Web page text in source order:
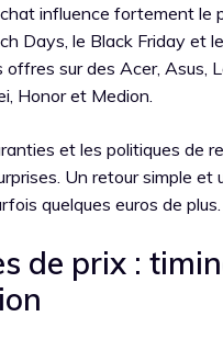
influence fortement le
Days, le Black Friday et
sur des Acer, Asus,
Honor et Medion.
et les politiques de
Un retour simple et
quelques euros de plus.
de prix :